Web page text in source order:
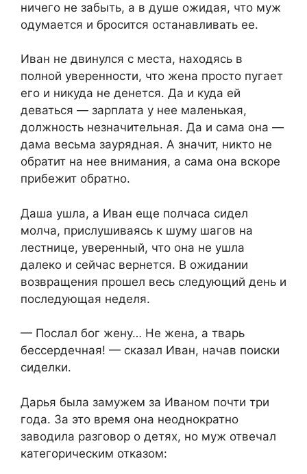
ничего не забыть, а в душе ожидая, что муж
одумается и бросится останавливать ее.
Иван не двинулся с места, находясь в
полной уверенности, что жена просто пугает
его и никуда не денется. Да и куда ей
деваться — зарплата у нее маленькая,
должность незначительная. Да и сама она —
дама весьма заурядная. А значит, никто не
обратит на нее внимания, а сама она вскоре
прибежит обратно.
Даша ушла, а Иван еще полчаса сидел
молча, прислушиваясь к шуму шагов на
лестнице, уверенный, что она не ушла
далеко и сейчас вернется. В ожидании
возвращения прошел весь следующий день и
последующая неделя.
— Послал бог жену… Не жена, а тварь
бессердечная! — сказал Иван, начав поиски
сиделки.
Дарья была замужем за Иваном почти три
года. За это время она неоднократно
заводила разговор о детях, но муж отвечал
категорическим отказом: